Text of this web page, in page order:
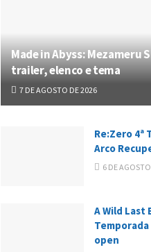
Made in Abyss: Mezameru
trailer, elenco e tema
7 DE AGOSTO DE 2026
Re:Zero 4ª
Arco
6 DE
A Wild Last
open